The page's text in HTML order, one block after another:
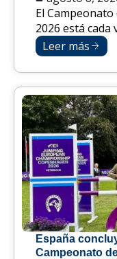
El Campeonato
2026 está cada
Leer más
España
Campeonato